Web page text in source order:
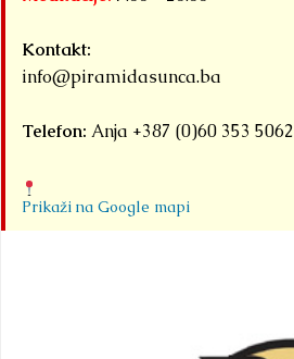
Kontakt:
info@piramidasunca.ba
Telefon: Anja +387 (0)60 353 5062
Prikaži na Google mapi